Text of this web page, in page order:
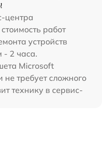
центра
работ
устройств
- 2 часа.
Microsoft
не требует сложного
технику в сервис-